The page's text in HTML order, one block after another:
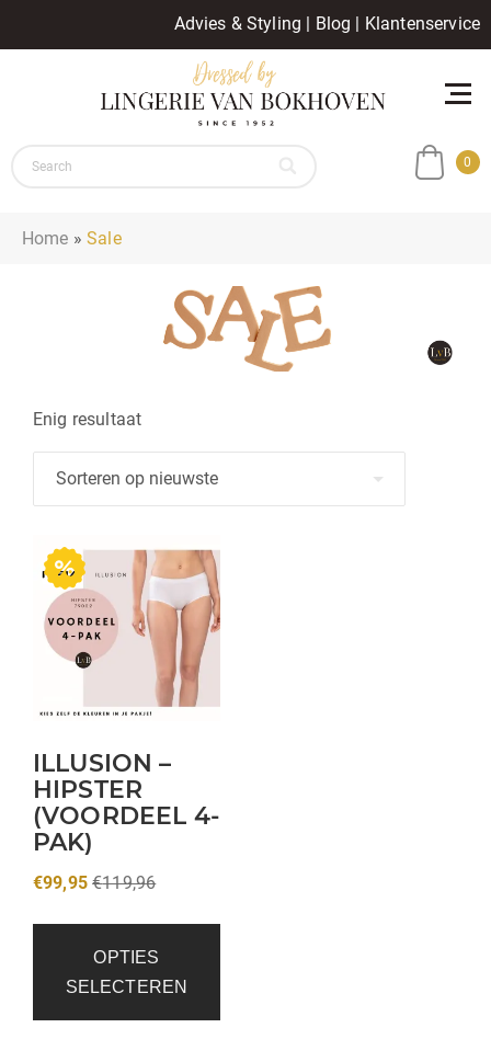
Advies & Styling | Blog | Klantenservice
0
Home »Sale
Enig resultaat
ILLUSION –
HIPSTER
(VOORDEEL 4-
PAK)
€99,95 €119,96
OPTIES
SELECTEREN